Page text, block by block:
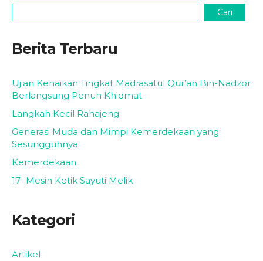
Cari
Berita Terbaru
Ujian Kenaikan Tingkat Madrasatul Qur’an Bin-Nadzor
Berlangsung Penuh Khidmat
Langkah Kecil Rahajeng
Generasi Muda dan Mimpi Kemerdekaan yang
Sesungguhnya
Kemerdekaan
17- Mesin Ketik Sayuti Melik
Kategori
Artikel